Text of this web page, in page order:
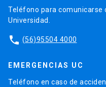
Teléfono para comunicarse
Universidad.
phone (56)95504 4000
EMERGENCIAS UC
Teléfono en caso de